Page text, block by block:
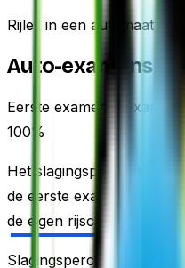
Rijles in een automaat
Auto-examens
Eerste examens 1 examen
100%
Het slagingspercentage
de eerste examens. Het
de eigen rijschoolzoeker
Slagingspercentages op